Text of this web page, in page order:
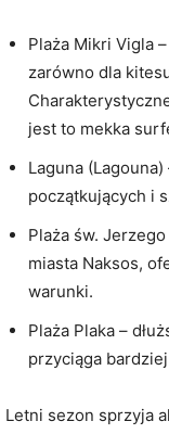
Plaża Mikri Vigla
zarówno dla
jest to mekka
Laguna
początkujących i
Plaża św.
miasta Naksos,
warunki.
Plaża Plaka –
przyciąga
Letni sezon sprzyja